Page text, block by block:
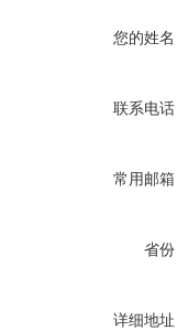
您的姓名
联系电话
常用邮箱
省份
详细地址